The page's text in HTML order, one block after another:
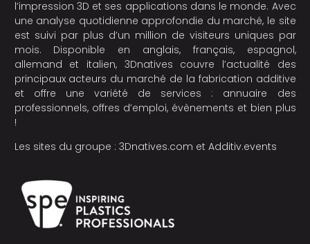
l’impression 3D et ses applications dans le monde. Avec
une analyse quotidienne approfondie du marché, le site
est suivi par plus d’un million de visiteurs uniques par
mois. Disponible en anglais, français, espagnol,
allemand et italien, 3Dnatives couvre l’actualité des
principaux acteurs du marché de la fabrication additive
et offre une variété de services : annuaire des
professionnels, offres d’emploi, évènements et bien plus
!
Les sites du groupe : 3Dnatives.com et Additiv.events